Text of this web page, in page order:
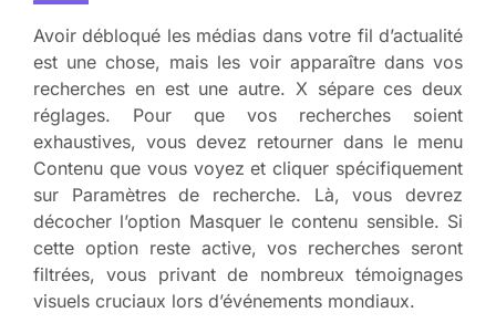
Avoir débloqué les médias dans votre fil d’actualité
est une chose, mais les voir apparaître dans vos
recherches en est une autre. X sépare ces deux
réglages. Pour que vos recherches soient
exhaustives, vous devez retourner dans le menu
Contenu que vous voyez et cliquer spécifiquement
sur Paramètres de recherche. Là, vous devrez
décocher l’option Masquer le contenu sensible. Si
cette option reste active, vos recherches seront
filtrées, vous privant de nombreux témoignages
visuels cruciaux lors d’événements mondiaux.